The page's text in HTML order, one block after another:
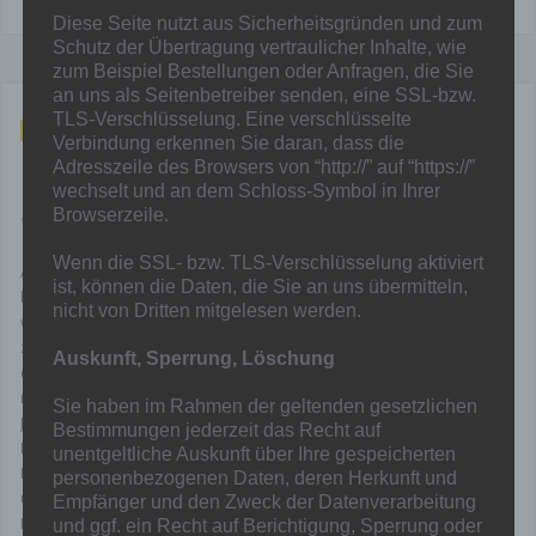
Mai 21, 2022
E1 und E3 sind Meister
Von Mainka in Allgemein
Am heutigen Samstag sind die E1 und E3 Meister geworden. In den
beiden entscheidende Spiele konnte der FSV Duisburg bezwungen
werden. Die E1 musste zum FSV. Den Löwen fehlte noch ein Punkt
zur Meisterschaft. Zur Halbzeit war es knapp, 07 führte mit 2:1. In
der zweiten Halbzeit haben die Junglöwen noch einmal alles
rausgehauen und gewann verdient mit 5:1. Damit wurden die
Junglöwen Meister und nehmen am Turnier der kreisbesten teil.
Herzlichen Glückwunsch an die Spieler und das Trainerteam, samt
Betreuer. Die E2 hat bereits Ihre Meisterschaftsspiele hinter sich
und belegte in ihrer Gruppe einen guten dritten Platz. Im zweiten
Duell gegen den FSV Duisburg setzte sich auch die E3 durch. Gegen
Diese Seite nutzt aus Sicherheitsgründen und zum
Schutz der Übertragung vertraulicher Inhalte, wie
zum Beispiel Bestellungen oder Anfragen, die Sie
an uns als Seitenbetreiber senden, eine SSL-bzw.
TLS-Verschlüsselung. Eine verschlüsselte
Verbindung erkennen Sie daran, dass die
Adresszeile des Browsers von “http://” auf “https://”
wechselt und an dem Schloss-Symbol in Ihrer
Browserzeile.
Wenn die SSL- bzw. TLS-Verschlüsselung aktiviert
ist, können die Daten, die Sie an uns übermitteln,
nicht von Dritten mitgelesen werden.
Auskunft, Sperrung, Löschung
Sie haben im Rahmen der geltenden gesetzlichen
Bestimmungen jederzeit das Recht auf
unentgeltliche Auskunft über Ihre gespeicherten
personenbezogenen Daten, deren Herkunft und
Empfänger und den Zweck der Datenverarbeitung
und ggf. ein Recht auf Berichtigung, Sperrung oder